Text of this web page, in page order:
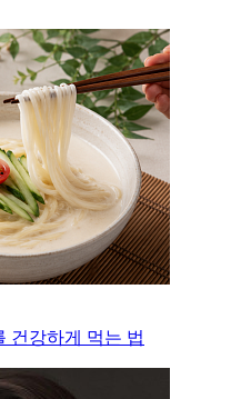
건강하게 먹는 법